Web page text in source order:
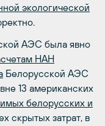
экологической
АЭС была явно
НАН
Белорусской АЭС
13 американских
белорусских и
скрытых затрат, в